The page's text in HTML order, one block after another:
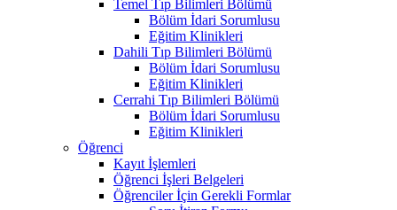
Temel Tıp Bilimleri Bölümü
Bölüm İdari Sorumlusu
Eğitim Klinikleri
Dahili Tıp Bilimleri Bölümü
Bölüm İdari Sorumlusu
Eğitim Klinikleri
Cerrahi Tıp Bilimleri Bölümü
Bölüm İdari Sorumlusu
Eğitim Klinikleri
Öğrenci
Kayıt İşlemleri
Öğrenci İşleri Belgeleri
Öğrenciler İçin Gerekli Formlar